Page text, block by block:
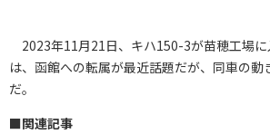
2023年11月21日、キハ150-3が苗穂工場
は、函館への転属が最近話題だが、同車の動
だ。
■関連記事